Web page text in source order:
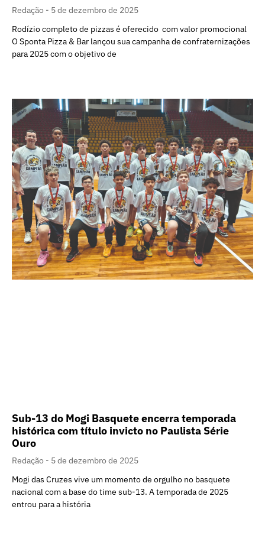
Redação
5 de dezembro de 2025
Rodízio completo de pizzas é oferecido com valor promocional
O Sponta Pizza & Bar lançou sua campanha de confraternizações
para 2025 com o objetivo de
Sub-13 do Mogi Basquete encerra temporada
histórica com título invicto no Paulista Série
Ouro
Redação
5 de dezembro de 2025
Mogi das Cruzes vive um momento de orgulho no basquete
nacional com a base do time sub-13. A temporada de 2025
entrou para a história